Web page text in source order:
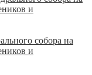
собора на
и